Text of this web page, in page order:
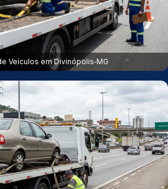
Veículos em Divinópolis‑MG